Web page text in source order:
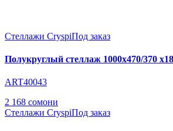
Стеллажи CryspiПод заказ
Полукруглый стеллаж 1000х470/370
ART40043
2 168 сомони
Стеллажи CryspiПод заказ